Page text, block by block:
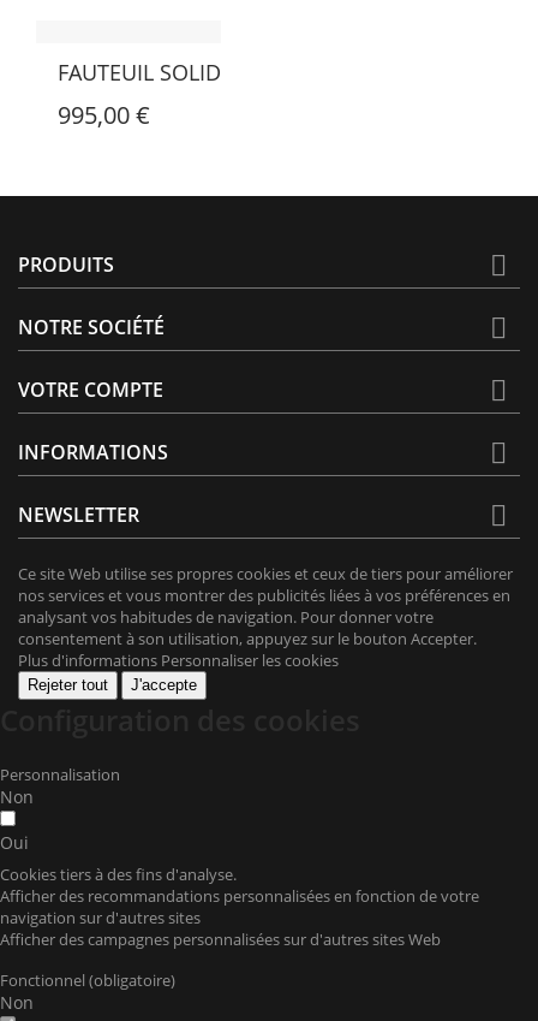
FAUTEUIL SOLID
995,00 €
PRODUITS 
NOTRE SOCIÉTÉ 
VOTRE COMPTE 
INFORMATIONS 
NEWSLETTER 
Ce site Web utilise ses propres cookies et ceux de tiers pour améliorer
nos services et vous montrer des publicités liées à vos préférences en
analysant vos habitudes de navigation. Pour donner votre
consentement à son utilisation, appuyez sur le bouton Accepter.
Plus d'informations Personnaliser les cookies
Rejeter tout J'accepte
Personnalisation
Non
Oui
Cookies tiers à des fins d'analyse.
Afficher des recommandations personnalisées en fonction de votre
navigation sur d'autres sites
Afficher des campagnes personnalisées sur d'autres sites Web
Fonctionnel (obligatoire)
Non